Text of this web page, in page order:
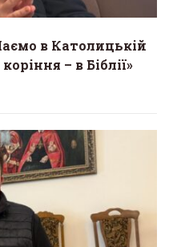
в Католицькій
– в Біблії»